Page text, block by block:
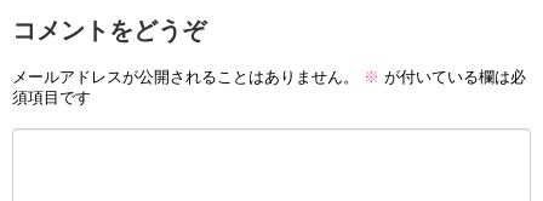
コメントをどうぞ
メールアドレスが公開されることはありません。 ※ が付いている欄は必
須項目です